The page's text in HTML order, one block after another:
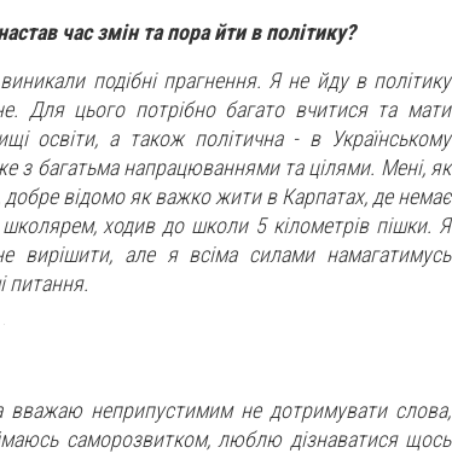
час змін та пора йти в політику?
подібні прагнення. Я не йду в політику
Для цього потрібно багато вчитися та мати
освіти, а також політична - в Українському
з багатьма напрацюваннями та цілями. Мені, як
відомо як важко жити в Карпатах, де немає
ходив до школи 5 кілометрів пішки. Я
вирішити, але я всіма силами намагатимусь
питання.
неприпустимим не дотримувати слова,
саморозвитком, люблю дізнаватися щось